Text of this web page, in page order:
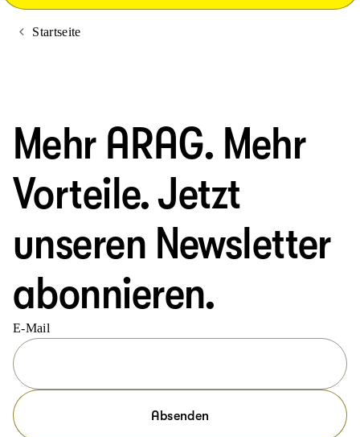
Startseite
Mehr ARAG. Mehr
Vorteile. Jetzt
unseren Newsletter
abonnieren.
E-Mail
Absenden